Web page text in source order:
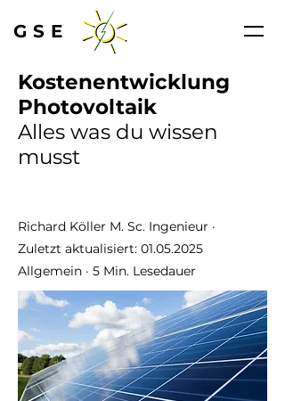
GSE
Kostenentwicklung
Photovoltaik
Alles was du wissen
musst
Richard Köller M. Sc. Ingenieur ·
Zuletzt aktualisiert: 01.05.2025
Allgemein · 5 Min. Lesedauer